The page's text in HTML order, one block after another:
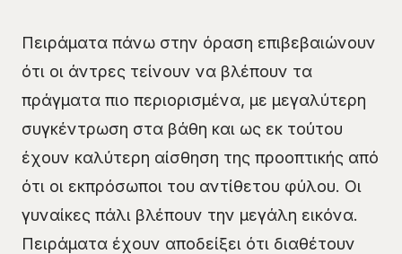
Πειράματα πάνω στην όραση επιβεβαιώνουν
ότι οι άντρες τείνουν να βλέπουν τα
πράγματα πιο περιορισμένα, με μεγαλύτερη
συγκέντρωση στα βάθη και ως εκ τούτου
έχουν καλύτερη αίσθηση της προοπτικής από
ότι οι εκπρόσωποι του αντίθετου φύλου. Οι
γυναίκες πάλι βλέπουν την μεγάλη εικόνα.
Πειράματα έχουν αποδείξει ότι διαθέτουν